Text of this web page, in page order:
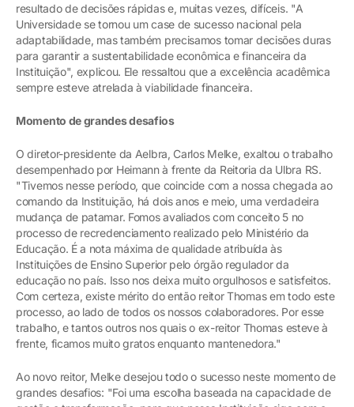
resultado de decisões rápidas e, muitas vezes, difíceis. "A
Universidade se tornou um case de sucesso nacional pela
adaptabilidade, mas também precisamos tomar decisões duras
para garantir a sustentabilidade econômica e financeira da
Instituição", explicou. Ele ressaltou que a excelência acadêmica
sempre esteve atrelada à viabilidade financeira.
Momento de grandes desafios
O diretor-presidente da Aelbra, Carlos Melke, exaltou o trabalho
desempenhado por Heimann à frente da Reitoria da Ulbra RS.
"Tivemos nesse período, que coincide com a nossa chegada ao
comando da Instituição, há dois anos e meio, uma verdadeira
mudança de patamar. Fomos avaliados com conceito 5 no
processo de recredenciamento realizado pelo Ministério da
Educação. É a nota máxima de qualidade atribuída às
Instituições de Ensino Superior pelo órgão regulador da
educação no país. Isso nos deixa muito orgulhosos e satisfeitos.
Com certeza, existe mérito do então reitor Thomas em todo este
processo, ao lado de todos os nossos colaboradores. Por esse
trabalho, e tantos outros nos quais o ex-reitor Thomas esteve à
frente, ficamos muito gratos enquanto mantenedora."
Ao novo reitor, Melke desejou todo o sucesso neste momento de
grandes desafios: "Foi uma escolha baseada na capacidade de